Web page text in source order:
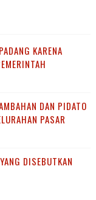
KARENA
DAN PIDATO
PASAR
DISEBUTKAN